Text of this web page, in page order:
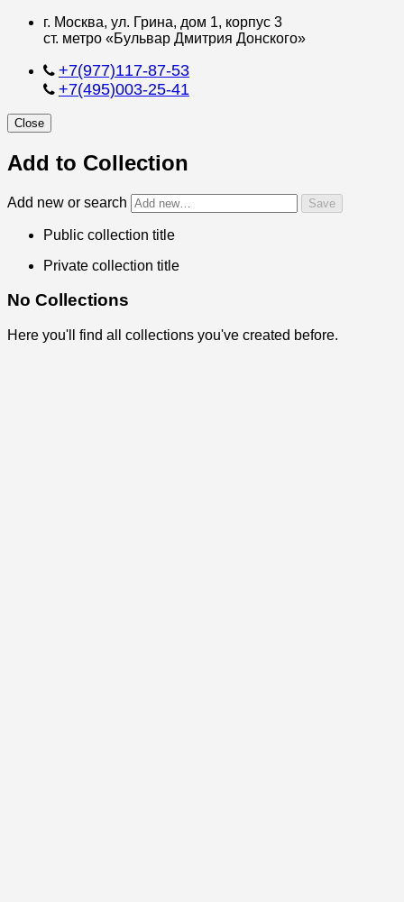
г. Москва, ул. Грина, дом 1, корпус 3
ст. метро «Бульвар Дмитрия Донского»
+7(977)117-87-53
+7(495)003-25-41
Close
Add to Collection
Add new or search
Public collection title
Private collection title
No Collections
Here you'll find all collections you've created before.